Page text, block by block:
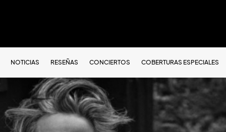
NOTICIAS RESEÑAS CONCIERTOS COBERTURAS ESPECIALES